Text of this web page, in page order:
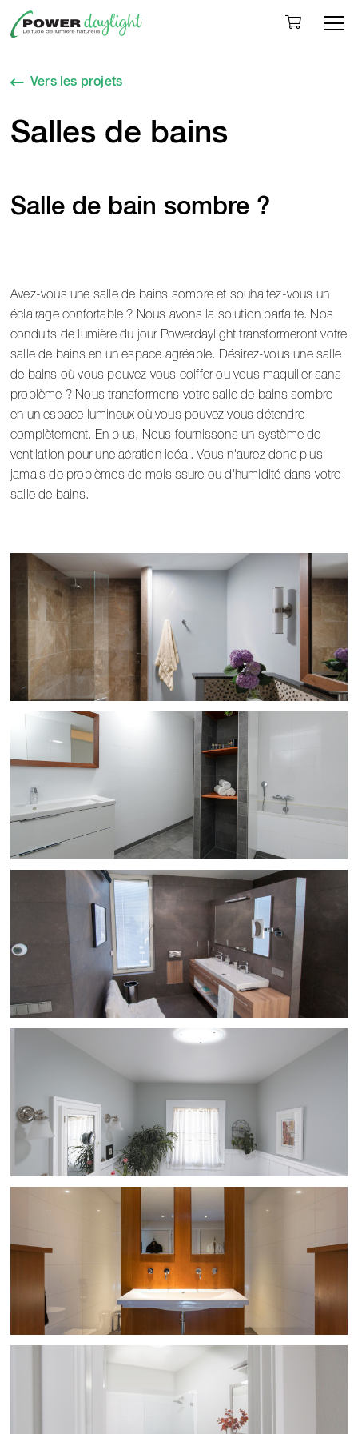
Vers les projets
Salles de bains
Salle de bain sombre ?
Avez-vous une salle de bains sombre et souhaitez-vous un
éclairage confortable ? Nous avons la solution parfaite. Nos
conduits de lumière du jour Powerdaylight transformeront votre
salle de bains en un espace agréable. Désirez-vous une salle
de bains où vous pouvez vous coiffer ou vous maquiller sans
problème ? Nous transformons votre salle de bains sombre
en un espace lumineux où vous pouvez vous détendre
complètement. En plus, Nous fournissons un système de
ventilation pour une aération idéal . Vous n'aurez donc plus
jamais de problèmes de moisissure ou d'humidité dans votre
salle de bains.